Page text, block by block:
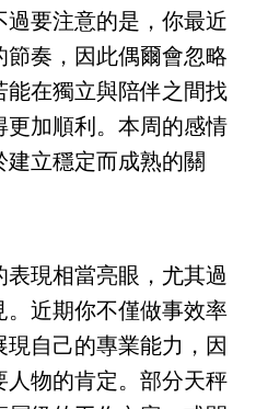
要注意的是，你最近
奏，因此偶爾會忽略
能在獨立與陪伴之間找
更加順利。本周的感情
立穩定而成熟的關
現相當亮眼，尤其過
。近期你不僅做事效率
自己的專業能力，因
人物的肯定。部分天秤